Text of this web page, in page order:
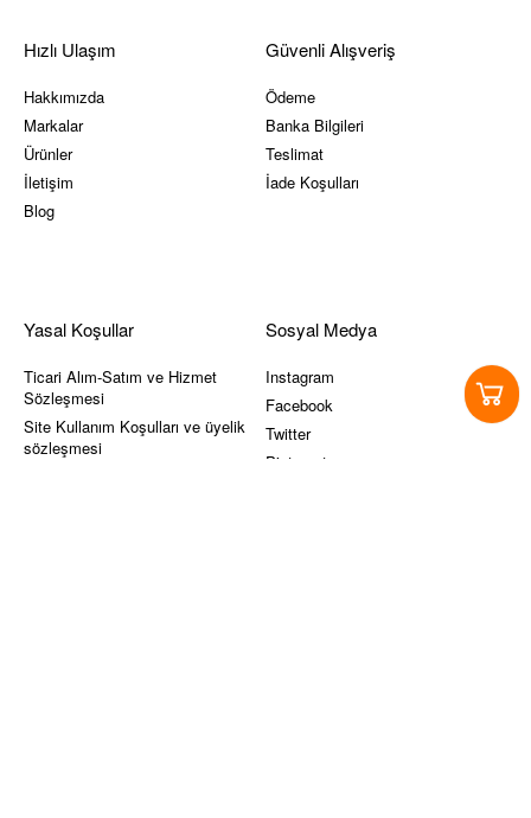
Hızlı Ulaşım
Hakkımızda
Markalar
Ürünler
İletişim
Blog
Güvenli Alışveriş
Ödeme
Banka Bilgileri
Teslimat
İade Koşulları
Yasal Koşullar
Ticari Alım-Satım ve Hizmet
Sözleşmesi
Site Kullanım Koşulları ve üyelik
sözleşmesi
Sosyal Medya
Instagram
Facebook
Twitter
Pinterest